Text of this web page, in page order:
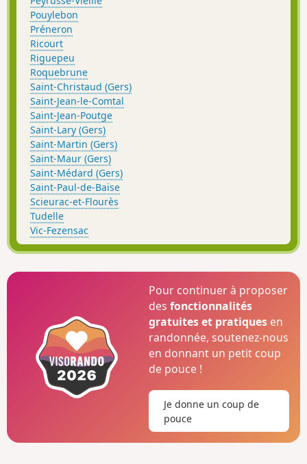
Pouylebon
Préneron
Ricourt
Riguepeu
Roquebrune
Saint-Christaud (Gers)
Saint-Jean-le-Comtal
Saint-Jean-Poutge
Saint-Lary (Gers)
Saint-Martin (Gers)
Saint-Maur (Gers)
Saint-Médard (Gers)
Saint-Paul-de-Baïse
Scieurac-et-Flourès
Tudelle
Vic-Fezensac
Pour continuer à proposer
desfonctionnalités
gratuites et pratiques en
randonnée, soutenez-nous
en donnant un petit coup
de pouce !
Je donne un coup de
pouce